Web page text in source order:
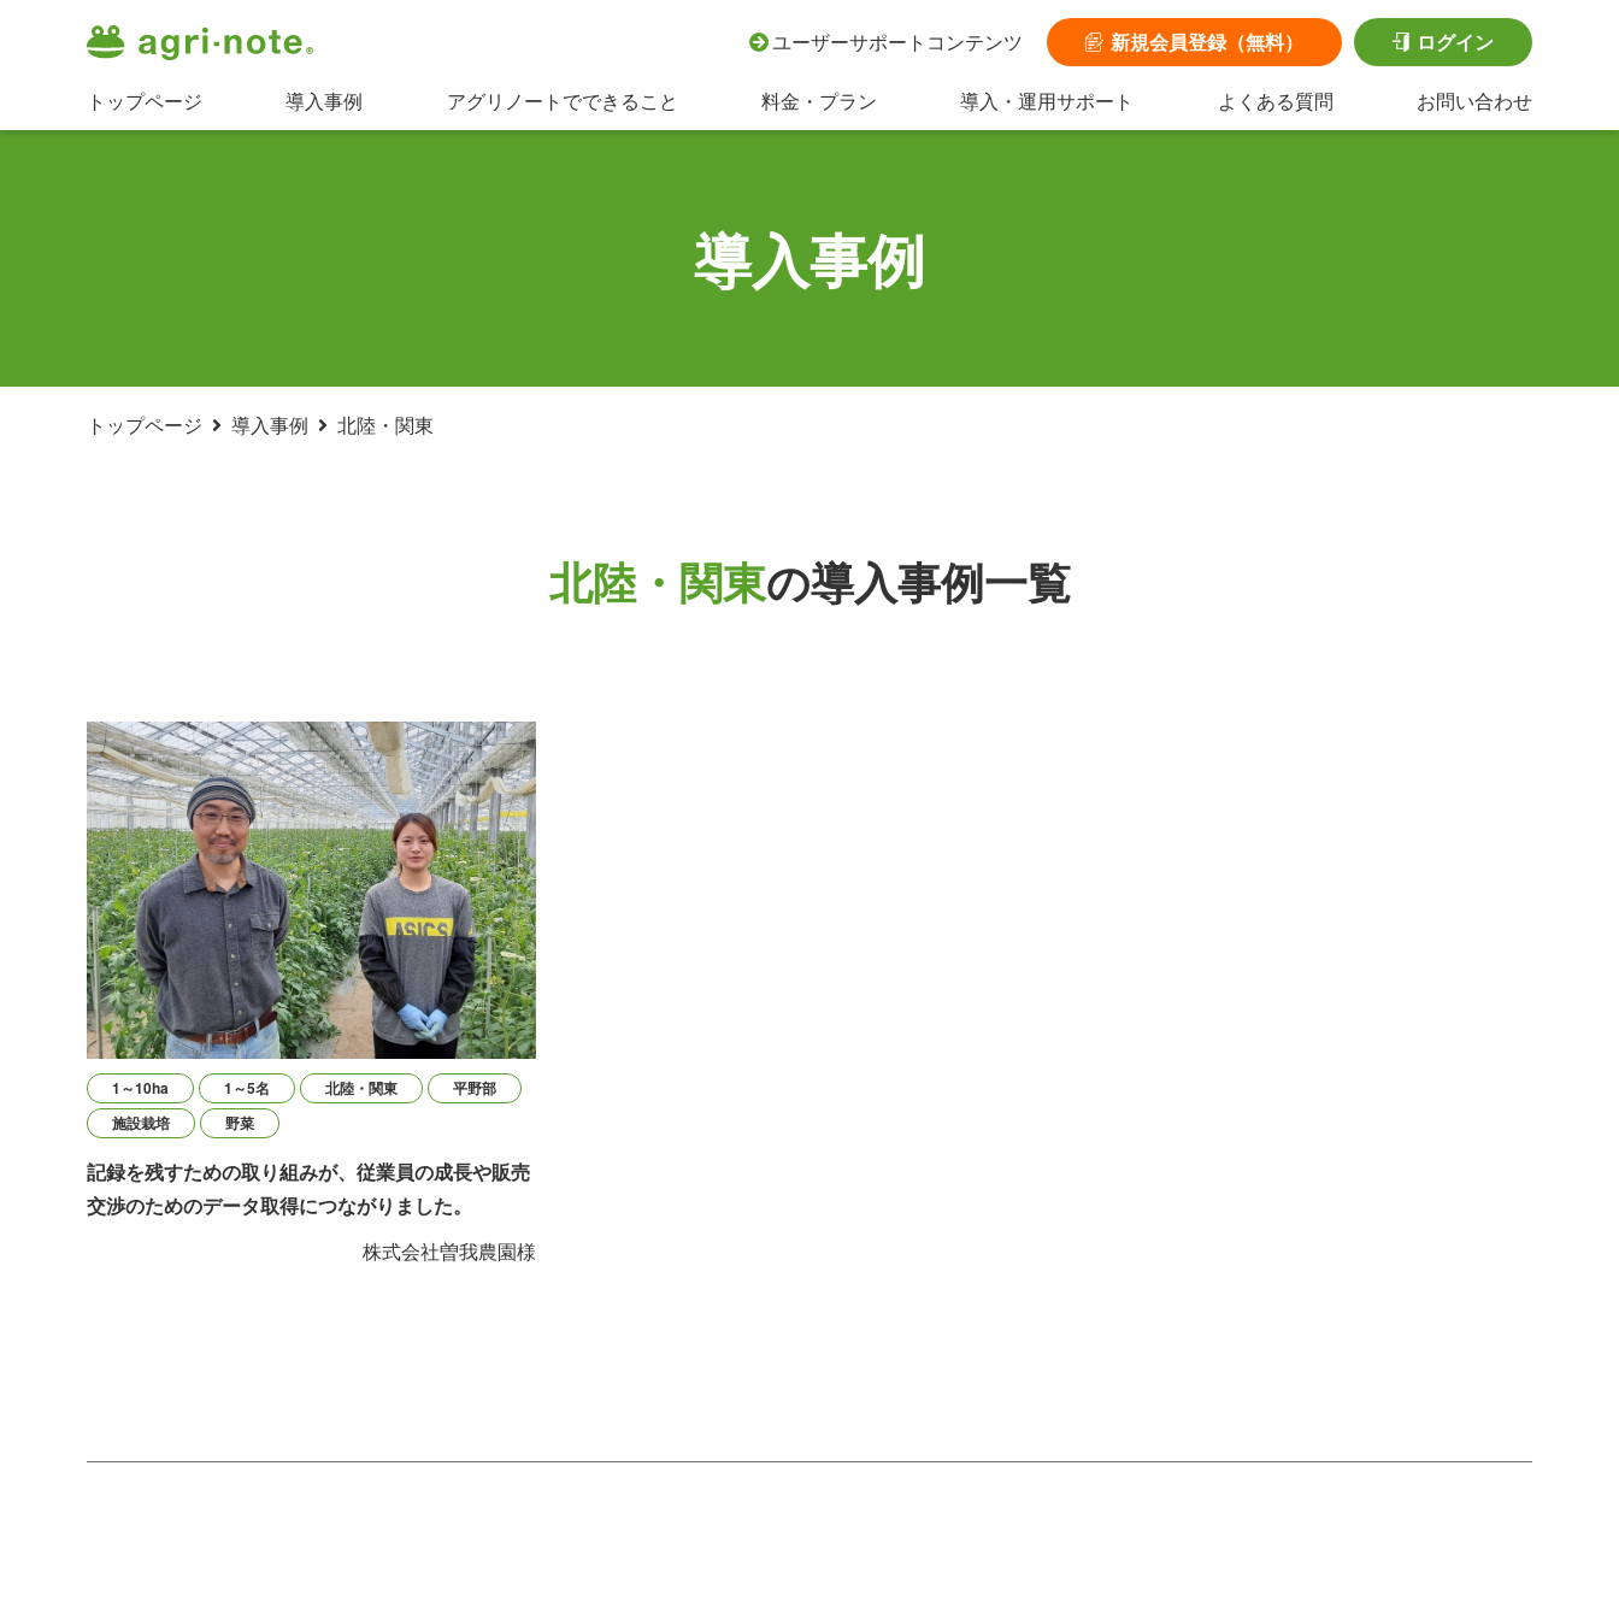
ユーザーサポートコンテンツ 新規会員登録（無料） ログイン
トップページ 導入事例 アグリノートでできること 料金・プラン 導入・運用サポート よくある質問 お問い合わせ
導入事例
トップページ 導入事例 北陸・関東
北陸・関東の導入事例一覧
記録を残すための取り組みが、従業員の成長や販売
交渉のためのデータ取得につながりました。
株式会社曽我農園様
1～10ha 1～5名 北陸・関東
平野部
施設栽培
野菜